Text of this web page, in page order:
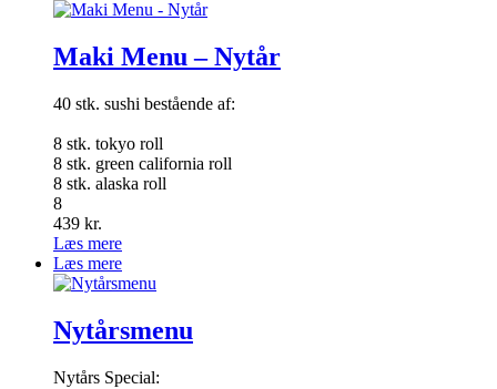
Maki Menu – Nytår
40 stk. sushi bestående af:
8 stk. tokyo roll
8 stk. green california roll
8 stk. alaska roll
8
439 kr.
Læs mere
Læs mere
Nytårsmenu
Nytårs Special: